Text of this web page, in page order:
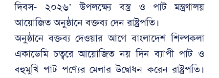
দিবস- ২০২৬’ উপলক্ষ্যে বস্ত্র ও পাট মন্ত্রণালয়
আয়োজিত অনুষ্ঠানে বক্তব্য দেন রাষ্ট্রপতি।
অনুষ্ঠানে বক্তব্য দেওয়ার আগে বাংলাদেশ শিল্পকলা
একাডেমি চত্বরে আয়োজিত নয় দিন ব্যাপী পাট ও
বহুমুখি পাট পণ্যের মেলার উদ্বোধন করেন রাষ্ট্রপতি।